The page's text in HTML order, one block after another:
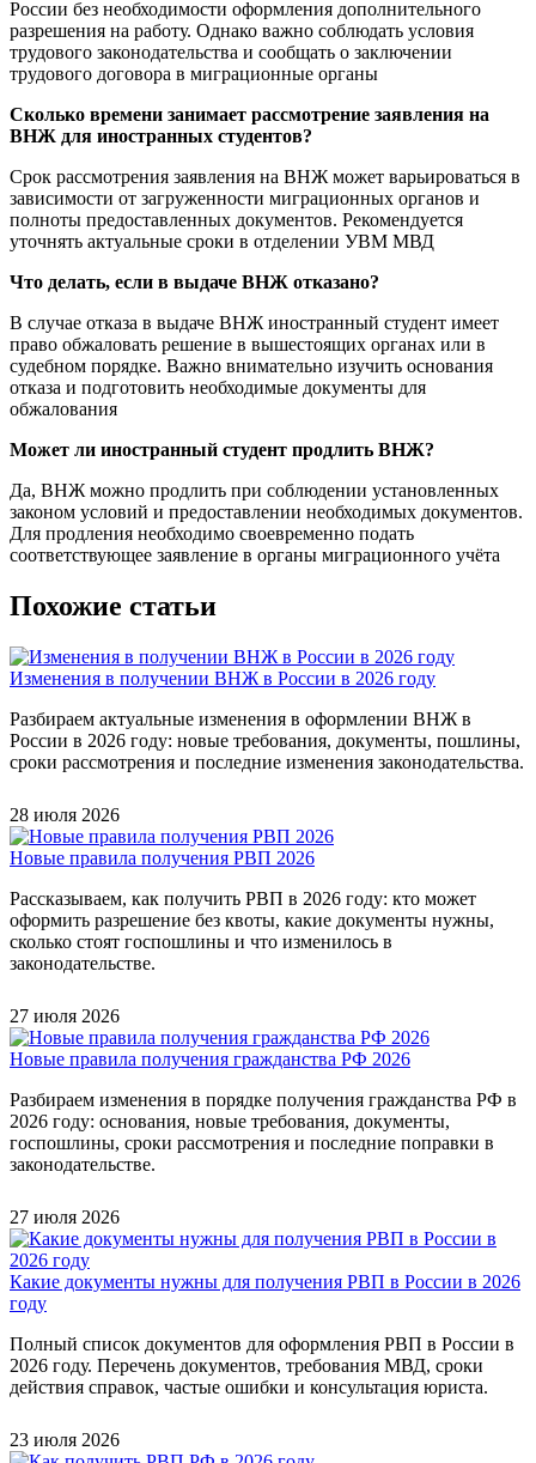
России без необходимости оформления дополнительного
разрешения на работу. Однако важно соблюдать условия
трудового законодательства и сообщать о заключении
трудового договора в миграционные органы
Сколько времени занимает рассмотрение заявления на
ВНЖ для иностранных студентов?
Срок рассмотрения заявления на ВНЖ может варьироваться в
зависимости от загруженности миграционных органов и
полноты предоставленных документов. Рекомендуется
уточнять актуальные сроки в отделении УВМ МВД
Что делать, если в выдаче ВНЖ отказано?
В случае отказа в выдаче ВНЖ иностранный студент имеет
право обжаловать решение в вышестоящих органах или в
судебном порядке. Важно внимательно изучить основания
отказа и подготовить необходимые документы для
обжалования
Может ли иностранный студент продлить ВНЖ?
Да, ВНЖ можно продлить при соблюдении установленных
законом условий и предоставлении необходимых документов.
Для продления необходимо своевременно подать
соответствующее заявление в органы миграционного учёта
Похожие статьи
Изменения в получении ВНЖ в России в 2026 году
Разбираем актуальные изменения в оформлении ВНЖ в
России в 2026 году: новые требования, документы, пошлины,
сроки рассмотрения и последние изменения законодательства.
28 июля 2026
Новые правила получения РВП 2026
Рассказываем, как получить РВП в 2026 году: кто может
оформить разрешение без квоты, какие документы нужны,
сколько стоят госпошлины и что изменилось в
законодательстве.
27 июля 2026
Новые правила получения гражданства РФ 2026
Разбираем изменения в порядке получения гражданства РФ в
2026 году: основания, новые требования, документы,
госпошлины, сроки рассмотрения и последние поправки в
законодательстве.
27 июля 2026
Какие документы нужны для получения РВП в России в 2026
году
Полный список документов для оформления РВП в России в
2026 году. Перечень документов, требования МВД, сроки
действия справок, частые ошибки и консультация юриста.
23 июля 2026